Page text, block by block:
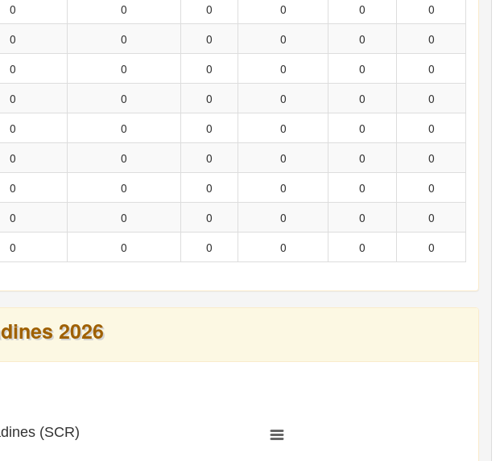
0 0 0 0 0
0
0 0 0 0 0
0
0 0 0 0 0
0
0 0 0 0 0
0
0 0 0 0 0
0
0 0 0 0 0
0
0 0 0 0 0
0
0 0 0 0 0
0
0 0 0 0 0 0
2026
(SCR)